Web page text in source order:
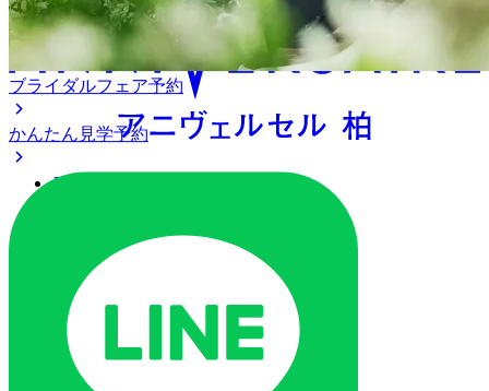
アクセス
ご列席の皆様へ
トピックス
ご予約・お問い合わせ
ブライダルフェア
ブライダルフェア予約
かんたん見学予約